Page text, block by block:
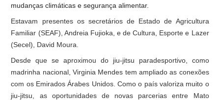
mudanças climáticas e segurança alimentar.
Estavam presentes os secretários de Estado de Agricultura
Familiar (SEAF), Andreia Fujioka, e de Cultura, Esporte e Lazer
(Secel), David Moura.
Desde que se aproximou do jiu-jitsu paradesportivo, como
madrinha nacional, Virginia Mendes tem ampliado as conexões
com os Emirados Árabes Unidos. Como o país valoriza muito o
jiu-jitsu, as oportunidades de novas parcerias entre Mato